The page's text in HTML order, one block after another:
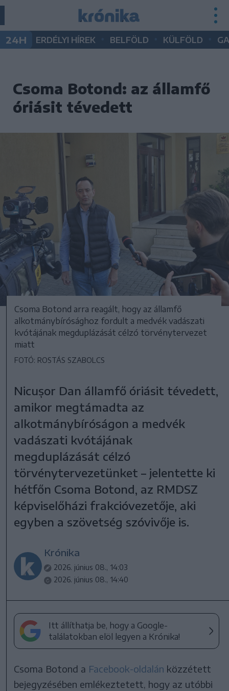
24H ERDÉLYI HÍREK BELFÖLD KÜLFÖLD
Csoma Botond: az államfő
óriásit tévedett
Csoma Botond arra reagált, hogy az államfő
alkotmánybírósághoz fordult a medvék vadászati
kvótájának megduplázását célzó törvénytervezet
miatt
FOTÓ: ROSTÁS SZABOLCS
Nicușor Dan államfő óriásit tévedett,
amikor megtámadta az
alkotmánybíróságon a medvék
vadászati kvótájának
megduplázását célzó
törvénytervezetünket – jelentette ki
hétfőn Csoma Botond, az RMDSZ
képviselőházi frakcióvezetője, aki
egyben a szövetség szóvivője is.
Krónika
2026. június 08., 14:03
2026. június 08., 14:40
Itt állíthatja be, hogy a Google-
találatokban elöl legyen a Krónika!
Csoma Botond a Facebook-oldalán közzétett
bejegyzésében emlékeztetett, hogy az utóbbi